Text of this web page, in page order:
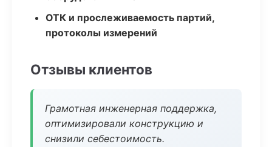
ОТК и прослеживаемость партий,
протоколы измерений
Отзывы клиентов
Грамотная инженерная поддержка,
оптимизировали конструкцию и
снизили себестоимость.